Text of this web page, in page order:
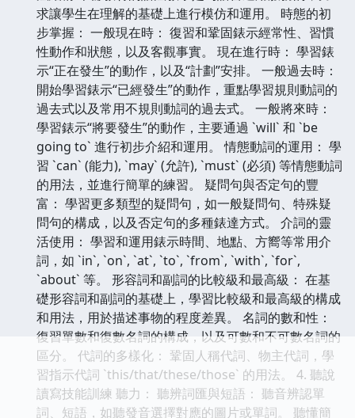
求讓學生在理解的基礎上進行模仿和運用。 時態的初
步掌握： 一般現在時： 復習和鞏固錶示經常性、習慣
性動作和狀態，以及客觀事實。 現在進行時： 學習錶
示“正在發生”的動作，以及“計劃”安排。 一般過去時：
開始學習錶示“已經發生”的動作，重點學習規則動詞的
過去式以及常用不規則動詞的過去式。 一般將來時：
學習錶示“將要發生”的動作，主要通過 `will` 和 `be
going to` 進行初步介紹和運用。 情態動詞的運用： 學
習 `can` (能力), `may` (允許), `must` (必須) 等情態動詞
的用法，並進行簡單的練習。 疑問句與否定句的豐
富： 學習更多類型的疑問句，如一般疑問句、特殊疑
問句的構成，以及否定句的多種錶達方式。 介詞的靈
活使用： 學習和運用錶示時間、地點、方嚮等常用介
詞，如 `in`, `on`, `at`, `to`, `from`, `with`, `for`,
`about` 等。 形容詞和副詞的比較級和最高級： 在基
礎形容詞和副詞的基礎上，學習比較級和最高級的構成
和用法，用於描述事物的程度差異。 名詞的數和性：
復習單數和復數名詞的構成，以及可數和不可數名詞的
區分。 代詞的多樣化： 鞏固人稱代詞、物主代詞，學
習指示代詞 `this/that/these/those` 的用法。 4. 聽說
讀寫技能訓練 聽力： 聽辨詞匯與短語： 聽音辨認單
詞、短語，如聽發音選擇對應的圖片或單詞。 聽懂簡